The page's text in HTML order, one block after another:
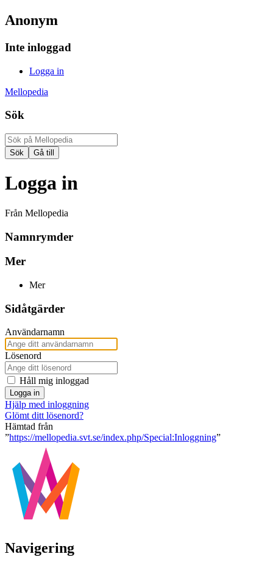
Anonym
Inte inloggad
Logga in
Mellopedia
Sök
Logga in
Från Mellopedia
Namnrymder
Mer
Mer
Sidåtgärder
Användarnamn
Lösenord
Håll mig inloggad
Logga in
Hjälp med inloggning
Glömt ditt lösenord?
Hämtad från
”https://mellopedia.svt.se/index.php/Special:Inloggning”
Navigering